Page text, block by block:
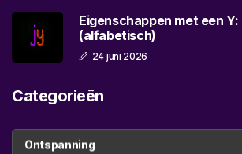
Eigenschappen met een
(alfabetisch)
24 juni 2026
Categorieën
Ontspanning